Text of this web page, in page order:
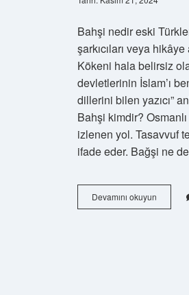
Bahşi nedir eski
şarkıcıları veya
Kökeni hala belirsiz
devletlerinin İslam’ı
dillerini bilen yazıcı”
Bahşi kimdir?
izlenen yol. Tasavvuf
ifade eder. Bağşi ne
Devamını okuyun
Kimdir